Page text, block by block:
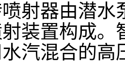
射器由潜水
装置构成
汽混合的高